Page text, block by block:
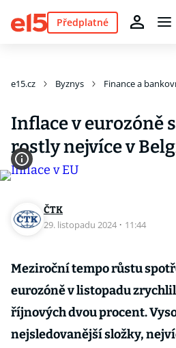
Předplatné
e15.cz Byznys Finance a
Inflace v eurozóně
rostly nejvíce v
ČTK
29. listopadu 2024 · 11:44
Meziroční tempo růstu
eurozóně v listopadu
říjnových dvou procent.
nejsledovanější složky,